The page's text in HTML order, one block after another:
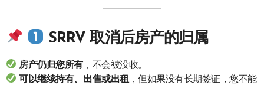
SRRV 取消后房产的归属
房产仍归您所有，不会被没收。
可以继续持有、出售或出租，但如果没有长期签证，您不能